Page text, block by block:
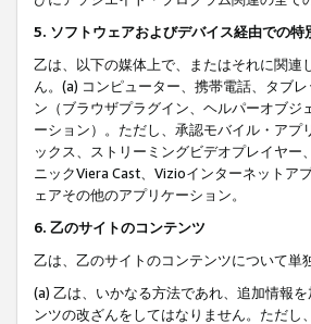
5. ソフトウェアおよびデバイス経由での特
乙は、以下の媒体上で、またはそれに関
ん。(a) コンピューター、携帯電話、タブ
ン（ブラウザプラグイン、ヘルパーオブ
ーション）。ただし、承認モバイル・ア
ックス、ストリーミングビデオプレイヤ
ニックViera Cast、Vizioインターネットア
ェアその他のアプリケーション。
6. 乙のサイトのコンテンツ
乙は、乙のサイトのコンテンツについて
(a) 乙は、いかなる方法であれ、追加情報
ンツの改ざんをしてはなりません。ただ